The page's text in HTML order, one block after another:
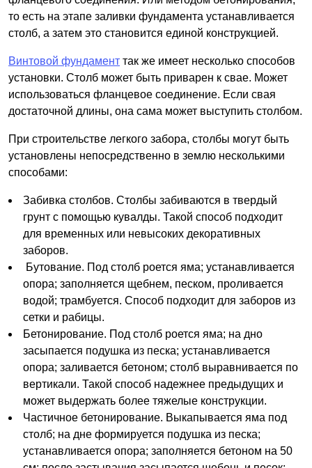
то есть на этапе заливки фундамента устанавливается
столб, а затем это становится единой конструкцией.
Винтовой фундамент так же имеет несколько способов
установки. Столб может быть приварен к свае. Может
использоваться фланцевое соединение. Если свая
достаточной длины, она сама может выступить столбом.
При строительстве легкого забора, столбы могут быть
установлены непосредственно в землю несколькими
способами:
Забивка столбов. Столбы забиваются в твердый
грунт с помощью кувалды. Такой способ подходит
для временных или невысоких декоративных
заборов.
Бутование. Под столб роется яма; устанавливается
опора; заполняется щебнем, песком, проливается
водой; трамбуется. Способ подходит для заборов из
сетки и рабицы.
Бетонирование. Под столб роется яма; на дно
засыпается подушка из песка; устанавливается
опора; заливается бетоном; столб выравнивается по
вертикали. Такой способ надежнее предыдущих и
может выдержать более тяжелые конструкции.
Частичное бетонирование. Выкапывается яма под
столб; на дне формируется подушка из песка;
устанавливается опора; заполняется бетоном на 50